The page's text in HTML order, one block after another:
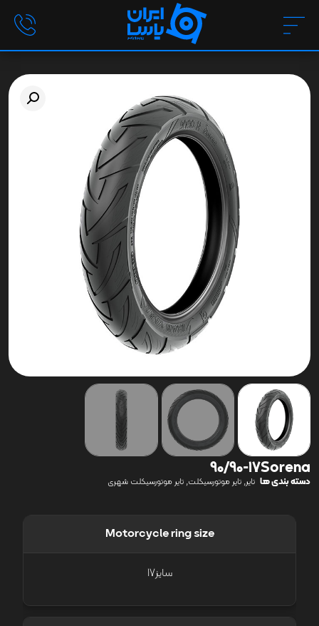
90/90-17Sorena
دسته بندی ها تایر, تایر موتورسیکلت, تایر موتورسیکلت شهری
Motorcycle ring size
سایز17